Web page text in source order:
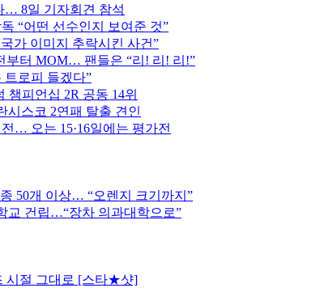
… 8일 기자회견 참석
“어떤 선수인지 보여준 것”
가 이미지 추락시킨 사건”
부터 MOM… 팬들은 “리! 리! 리!”
트로피 들겠다”
피언십 2R 공동 14위
시스코 2연패 탈출 견인
… 오는 15·16일에는 평가전
50개 이상… “오렌지 크기까지”
교 건립…“장차 의과대학으로”
시절 그대로 [스타★샷]